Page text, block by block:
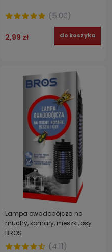
(5.00)
2,99 zł do koszyka
Lampa owadobójcza na
muchy, komary, meszki, osy
BROS
(4.11)